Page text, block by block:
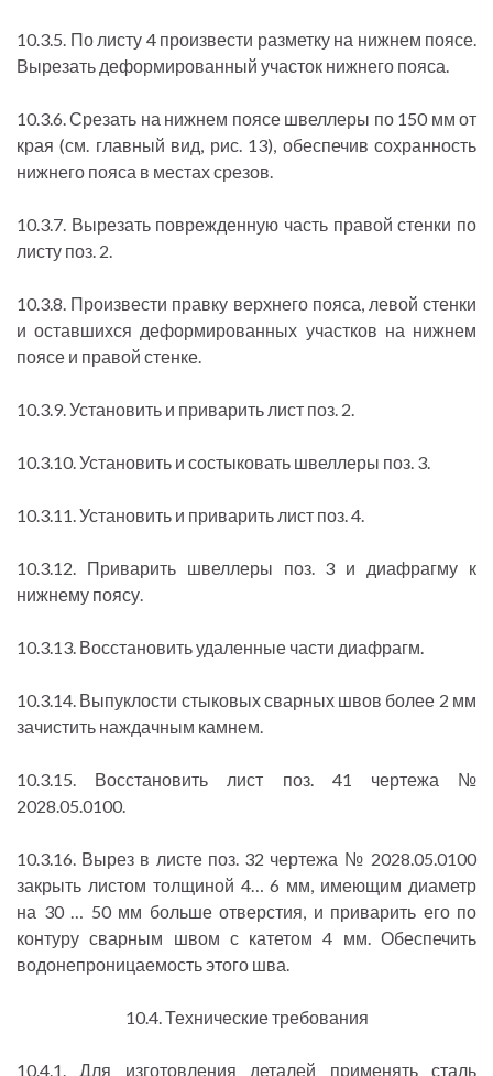
10.3.5. По листу 4 произвести разметку на нижнем поясе.
Вырезать деформированный участок нижнего пояса.
10.3.6. Срезать на нижнем поясе швеллеры по 150 мм от
края (см. главный вид, рис. 13), обеспечив сохранность
нижнего пояса в местах срезов.
10.3.7. Вырезать поврежденную часть правой стенки по
листу поз. 2.
10.3.8. Произвести правку верхнего пояса, левой стенки
и оставшихся деформированных участков на нижнем
поясе и правой стенке.
10.3.9. Установить и приварить лист поз. 2.
10.3.10. Установить и состыковать швеллеры поз. 3.
10.3.11. Установить и приварить лист поз. 4.
10.3.12. Приварить швеллеры поз. 3 и диафрагму к
нижнему поясу.
10.3.13. Восстановить удаленные части диафрагм.
10.3.14. Выпуклости стыковых сварных швов более 2 мм
зачистить наждачным камнем.
10.3.15. Восстановить лист поз. 41 чертежа №
2028.05.0100.
10.3.16. Вырез в листе поз. 32 чертежа № 2028.05.0100
закрыть листом толщиной 4… 6 мм, имеющим диаметр
на 30 … 50 мм больше отверстия, и приварить его по
контуру сварным швом с катетом 4 мм. Обеспечить
водонепроницаемость этого шва.
10.4. Технические требования
10.4.1. Для изготовления деталей применять сталь